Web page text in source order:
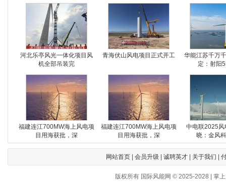
河北乐亭风光一体化项目风
机全部吊装完
青海伏山风电项目正式开工
华能江苏千万
定：射阳
福建连江700MW海上风电项
目用海获批，深
福建连江700MW海上风电项
目用海获批，深
中电联2025风
晓：金风
网站首页| 会员升级 诚聘英才| 关于我们
版权所有 国际风能网 © 2025-2028 | 掌